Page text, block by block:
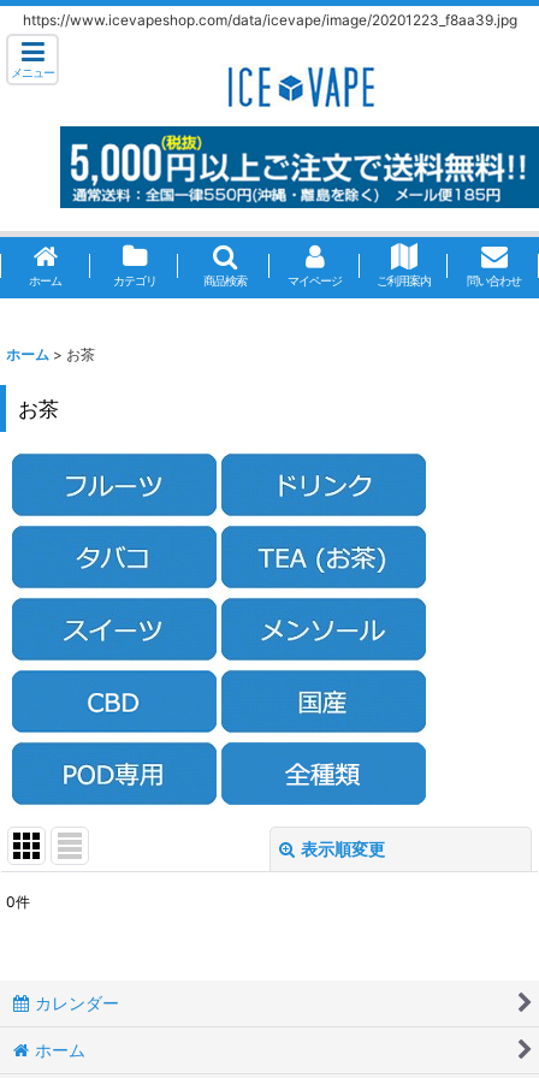
https://www.icevapeshop.com/data/icevape/image/20201223_f8aa39.jpg
メニュー
ホーム カテゴリ 商品検索 マイページ ご利用案内 問い合わせ
ホーム > お茶
お茶
表示順変更
0件
カレンダー
ホーム